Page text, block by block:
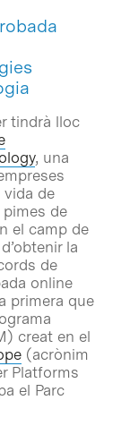
tindrà lloc
, una
vida de
de
el camp de
la
de
online
primera que
creat en el
(acrònim
Platforms
el Parc